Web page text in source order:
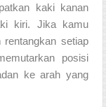
kaki kanan
kiri. Jika kamu
setiap
posisi
ke arah yang